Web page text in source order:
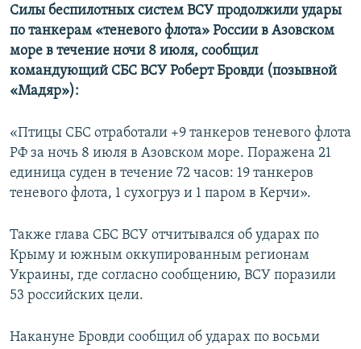
Силы беспилотных систем ВСУ продолжили удары
по танкерам «теневого флота» России в Азовском
море в течение ночи 8 июля, сообщил
командующий СБС ВСУ Роберт Бровди (позывной
«Мадяр»):
«Птицы СБС отработали +9 танкеров теневого флота
РФ за ночь 8 июля в Азовском море. Поражена 21
единица суден в течение 72 часов: 19 танкеров
теневого флота, 1 сухогруз и 1 паром в Керчи».
Также глава СБС ВСУ отчитывался об ударах по
Крыму и южным оккупированным регионам
Украины, где согласно сообщению, ВСУ поразили
53 российских цели.
Накануне Бровди сообщил об ударах по восьми